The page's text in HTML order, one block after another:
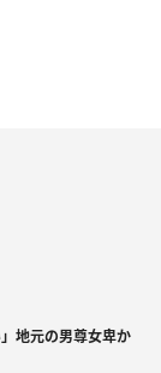
地元の男尊女卑か